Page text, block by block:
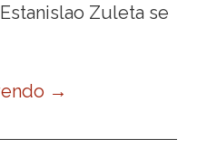
Zuleta se
→